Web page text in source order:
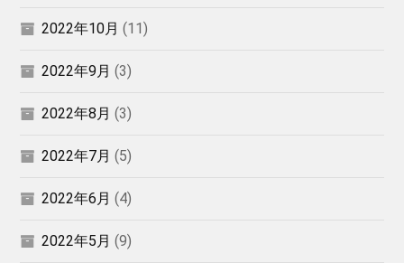
2022年10月 (11)
2022年9月 (3)
2022年8月 (3)
2022年7月 (5)
2022年6月 (4)
2022年5月 (9)